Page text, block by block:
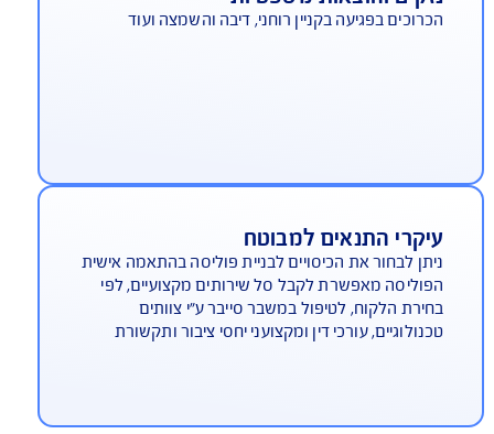
במסגרת השירות המקצועי
בפגיעה בקניין רוחני, דיבה והשמצה ועוד